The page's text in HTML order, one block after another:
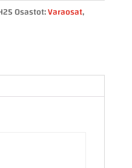
Osastot:Varaosat,